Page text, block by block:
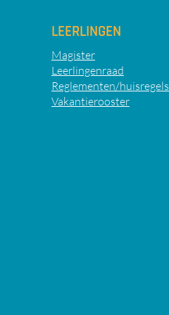
LEERLINGEN
Magister
Leerlingenraad
Reglementen/huisregels
Vakantierooster